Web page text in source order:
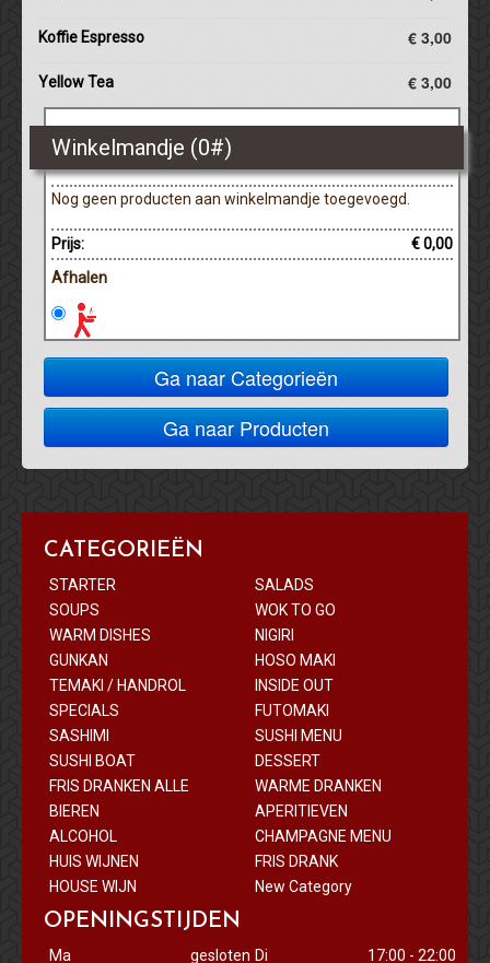
Koffie Espresso € 3,00
Yellow Tea € 3,00
Winkelmandje (0#)
Nog geen producten aan winkelmandje toegevoegd.
Prijs:
€ 0,00
Afhalen
Ga naar Categorieën
Ga naar Producten
CATEGORIEËN
STARTER
SALADS
SOUPS
WOK TO GO
WARM DISHES
NIGIRI
GUNKAN
HOSO MAKI
TEMAKI / HANDROL
INSIDE OUT
SPECIALS
FUTOMAKI
SASHIMI
SUSHI MENU
SUSHI BOAT
DESSERT
FRIS DRANKEN ALLE
WARME DRANKEN
BIEREN
APERITIEVEN
ALCOHOL
CHAMPAGNE MENU
HUIS WIJNEN
FRIS DRANK
HOUSE WIJN
New Category
OPENINGSTIJDEN
Ma gesloten Di 17:00 - 22:00